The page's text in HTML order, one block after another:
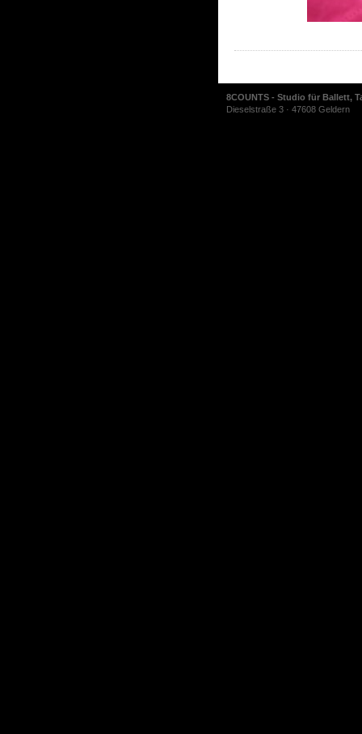
8COUNTS - Studio für Ballett,
Dieselstraße 3 · 47608 Geldern